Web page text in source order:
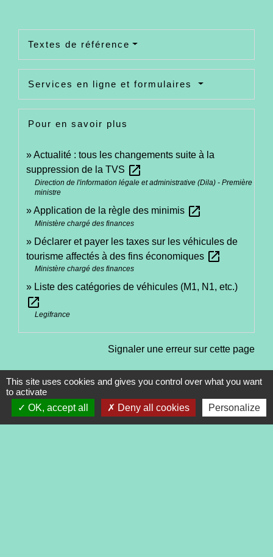
Textes de référence
Services en ligne et formulaires
Pour en savoir plus
Actualité : tous les changements suite à la
suppression de la TVS open_in_new
Direction de l'information légale et administrative (Dila) - Première
ministre
Application de la règle des minimis open_in_new
Ministère chargé des finances
Déclarer et payer les taxes sur les véhicules de
tourisme affectés à des fins économiques open_in_new
Ministère chargé des finances
Liste des catégories de véhicules (M1, N1, etc.)
open_in_new
Legifrance
Signaler une erreur sur cette page
This site uses cookies and gives you control over what you want
to activate
OK, accept all
Deny all cookies Personalize